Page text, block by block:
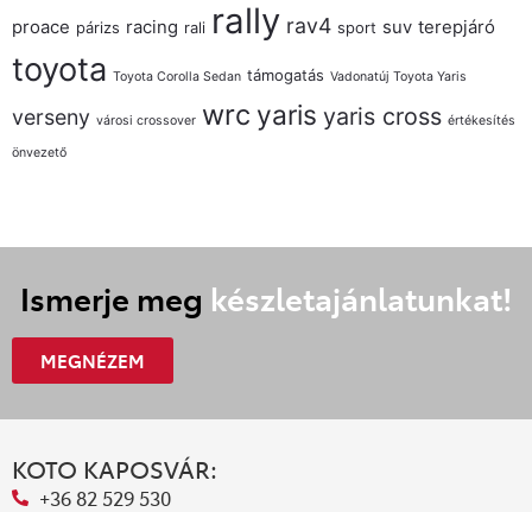
proace párizs racing rali rally rav4 sport suv terepjáró
toyota Toyota Corolla Sedan támogatás Vadonatúj Toyota Yaris
verseny városi crossover wrc yaris yaris cross értékesítés
önvezető
Ismerje meg készletajánlatunkat!
MEGNÉZEM
KOTO KAPOSVÁR:
+36 82 529 530